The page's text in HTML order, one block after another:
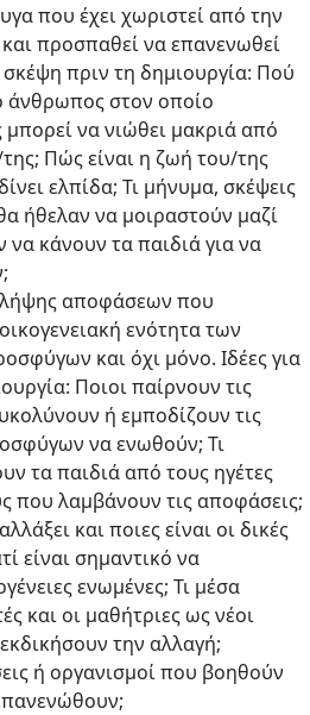
που έχει χωριστεί από την
και προσπαθεί να επανενωθεί
σκέψη πριν τη δημιουργία: Πού
άνθρωπος στον οποίο
να νιώθει μακριά από
Πώς είναι η ζωή του/της
ελπίδα; Τι μήνυμα, σκέψεις
ήθελαν να μοιραστούν μαζί
να κάνουν τα παιδιά για να
αποφάσεων που
ενότητα των
και όχι μόνο. Ιδέες για
Ποιοι παίρνουν τις
ή εμποδίζουν τις
να ενωθούν; Τι
τα παιδιά από τους ηγέτες
που λαμβάνουν τις αποφάσεις;
και ποιες είναι οι δικές
είναι σημαντικό να
ενωμένες; Τι μέσα
και οι μαθήτριες ως νέοι
την αλλαγή;
ή οργανισμοί που βοηθούν